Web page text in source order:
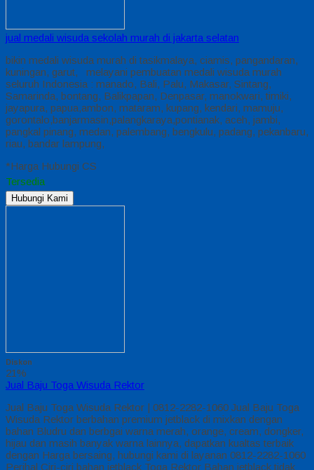
jual medali wisuda sekolah murah di jakarta selatan
bikin medali wisuda murah di tasikmalaya, ciamis, pangandaran,
kuningan, garut, melayani pembuatan medali wisuda murah
seluruh Indonesia : manado, Bali, Palu, Makasar, Sintang,
Samarinda, bontang, Balikpapan, Denpasar, manokwari, timiki,
jayapura, papua,ambon, mataram, kupang, kendari, mamuju,
gorontalo,banjarmasin,palangkaraya,pontianak, aceh, jambi,
pangkal pinang, medan, palembang, bengkulu, padang, pekanbaru,
riau, bandar lampung,
*Harga Hubungi CS
Tersedia
Hubungi Kami
Diskon
21%
Jual Baju Toga Wisuda Rektor
Jual Baju Toga Wisuda Rektor | 0812-2282-1060 Jual Baju Toga
Wisuda Rektor berbahan premium jetblack di mixkan dengan
bahan Bludru dan berbgai warna merah, orange, cream, dongker,
hijau dan masih banyak warna lainnya, dapatkan kualtas terbaik
dengan Harga bersaing, hubungi kami di layanan 0812-2282-1060
Perihal Ciri-ciri bahan jetblack Toga Rektor Bahan jetblack tidak